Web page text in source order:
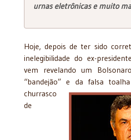
urnas eletrônicas e muito
Hoje, depois de ter sido
inelegibilidade do ex-
vem revelando um
“bandejão” e da falsa toalha
churrasco
de